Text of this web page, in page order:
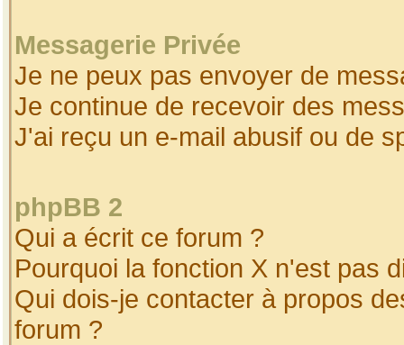
Messagerie Privée
Je ne peux pas envoyer de
Je continue de recevoir des
J'ai reçu un e-mail abusif ou de
phpBB 2
Qui a écrit ce forum ?
Pourquoi la fonction X n'est pas
Qui dois-je contacter à propos
forum ?